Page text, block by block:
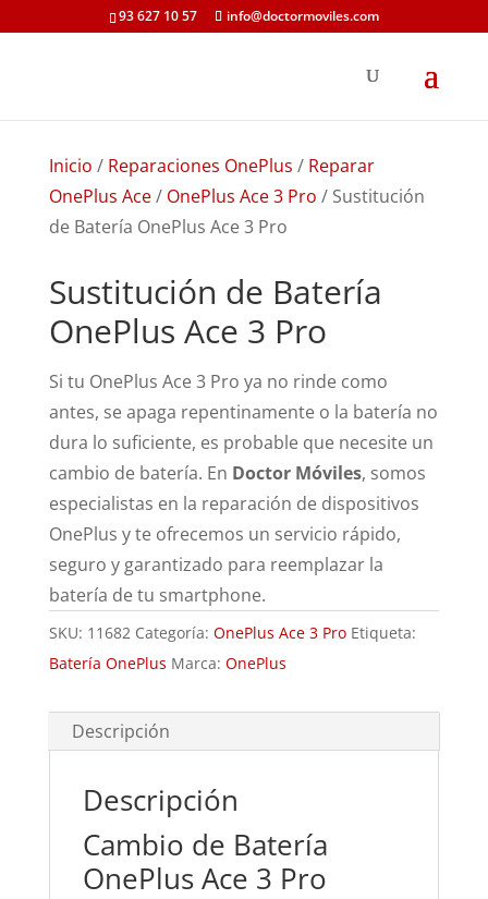
93 627 10 57 info@doctormoviles.com
Inicio / Reparaciones OnePlus / Reparar
OnePlus Ace/ OnePlus Ace 3 Pro / Sustitución
de Batería OnePlus Ace 3 Pro
Sustitución de Batería
OnePlus Ace 3 Pro
Si tu OnePlus Ace 3 Pro ya no rinde como
antes, se apaga repentinamente o la batería no
dura lo suficiente, es probable que necesite un
cambio de batería. En Doctor Móviles, somos
especialistas en la reparación de dispositivos
OnePlus y te ofrecemos un servicio rápido,
seguro y garantizado para reemplazar la
batería de tu smartphone.
SKU: 11682 Categoría: OnePlus Ace 3 Pro Etiqueta:
Batería OnePlus Marca: OnePlus
Descripción
Descripción
Cambio de Batería
OnePlus Ace 3 Pro